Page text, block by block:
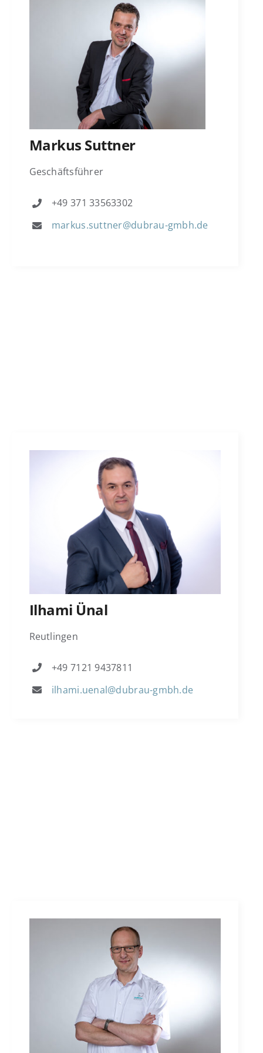
Markus Suttner
Geschäftsführer
+49 371 33563302
markus.suttner@dubrau-gmbh.de
Ilhami Ünal
Reutlingen
+49 7121 9437811
ilhami.uenal@dubrau-gmbh.de